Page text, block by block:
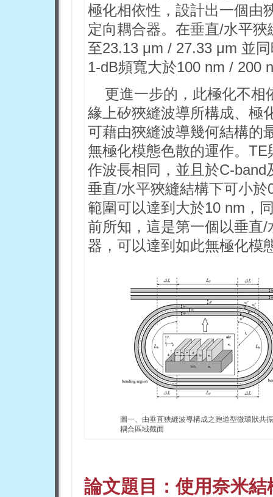
極化相依性，設計出一個由
定向耦合器。在垂直/水平
至23.13 μm / 27.33 μm 並
1-dB頻寬大於100 nm / 200
更進一步的，此極化不相
緣上矽狹縫波導所構成、極
可藉由狹縫波導幾何結構的
無極化模態色散的運作。
作波長相同，並且於C-
垂直/水平狹縫結構下可小
範圍可以達到大於10 nm，
前所知，這是第一個以垂直
器，可以達到如此無極化模
圖一、由垂直狹縫波導構成之跑道型微環狀共
耦合區域截面
論文題目：使用奈米